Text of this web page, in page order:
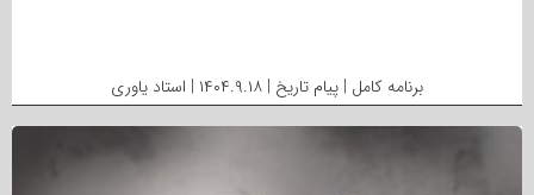
برنامه کامل | پیام تاریخ | ۱۴۰۴.۹.۱۸ | استاد یاوری